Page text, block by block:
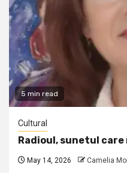
5 min read
Cultural
Radioul, sunetul
May 14, 2026 Camelia